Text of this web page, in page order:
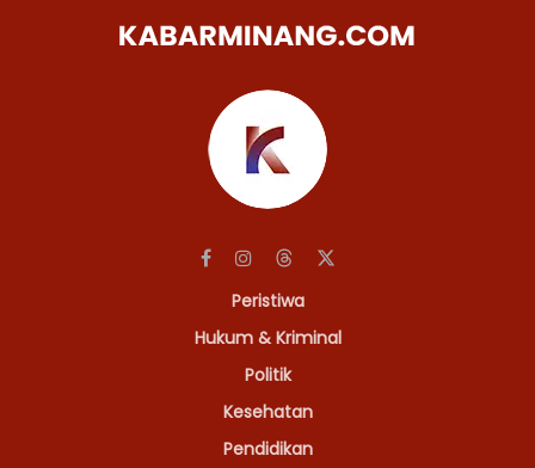
Peristiwa
Hukum & Kriminal
Politik
Kesehatan
Pendidikan